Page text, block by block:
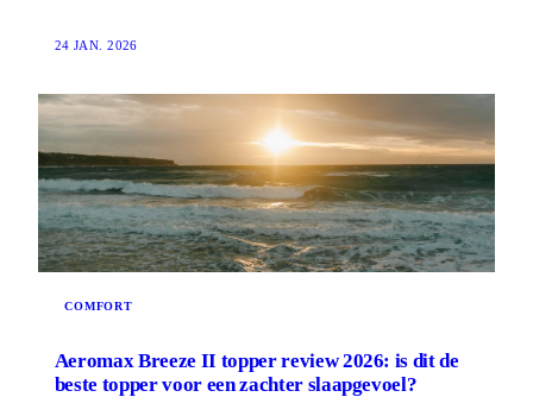
24 JAN. 2026
COMFORT
Aeromax Breeze II topper review 2026: is dit de
beste topper voor een zachter slaapgevoel?